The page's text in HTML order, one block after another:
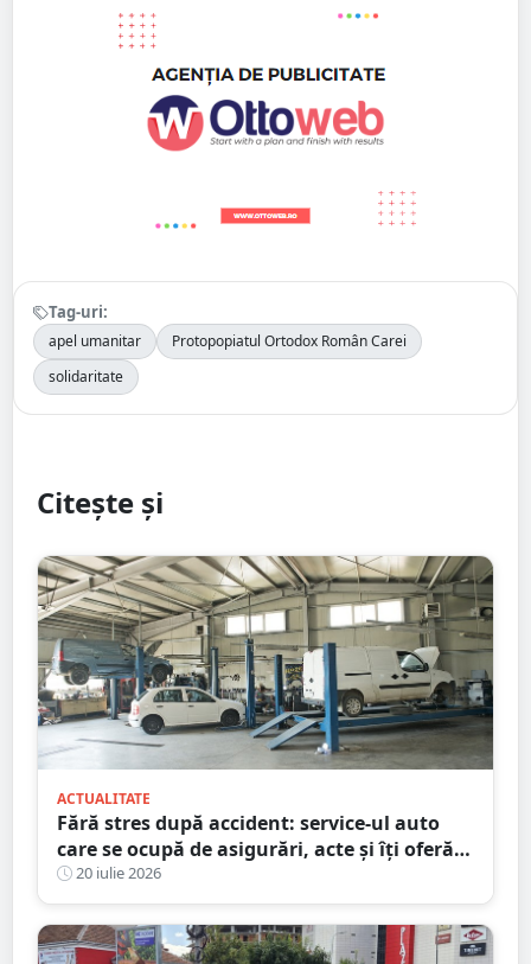
Tag-uri:
apel umanitar
Protopopiatul Ortodox Român Carei
solidaritate
Citește și
ACTUALITATE
Fără stres după accident: service-ul auto
care se ocupă de asigurări, acte și îți oferă
mașină la schimb
20 iulie 2026